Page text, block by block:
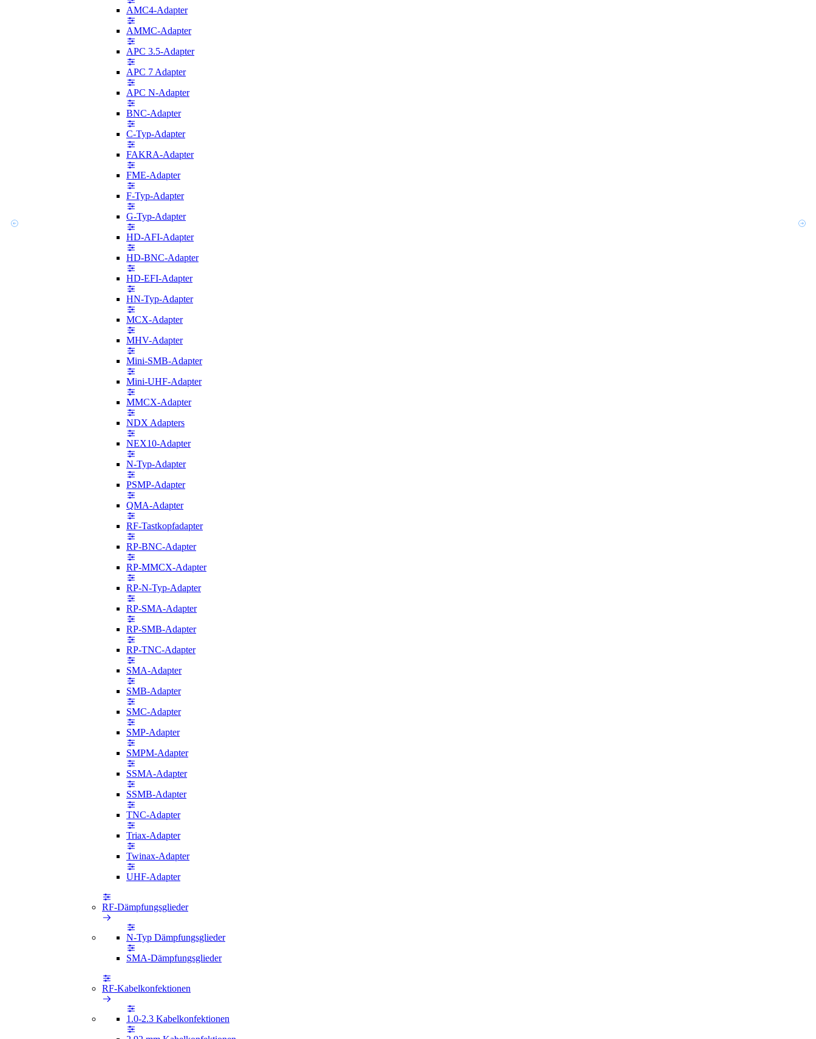
AMC4-Adapter
AMMC-Adapter
APC 3.5-Adapter
APC 7 Adapter
APC N-Adapter
BNC-Adapter
C-Typ-Adapter
FAKRA-Adapter
FME-Adapter
F-Typ-Adapter
G-Typ-Adapter
HD-AFI-Adapter
HD-BNC-Adapter
HD-EFI-Adapter
HN-Typ-Adapter
MCX-Adapter
MHV-Adapter
Mini-SMB-Adapter
Mini-UHF-Adapter
MMCX-Adapter
NDX Adapters
NEX10-Adapter
N-Typ-Adapter
PSMP-Adapter
QMA-Adapter
RF-Tastkopfadapter
RP-BNC-Adapter
RP-MMCX-Adapter
RP-N-Typ-Adapter
RP-SMA-Adapter
RP-SMB-Adapter
RP-TNC-Adapter
SMA-Adapter
SMB-Adapter
SMC-Adapter
SMP-Adapter
SMPM-Adapter
SSMA-Adapter
SSMB-Adapter
TNC-Adapter
Triax-Adapter
Twinax-Adapter
UHF-Adapter
RF-Dämpfungsglieder
N-Typ Dämpfungsglieder
SMA-Dämpfungsglieder
RF-Kabelkonfektionen
1.0-2.3 Kabelkonfektionen